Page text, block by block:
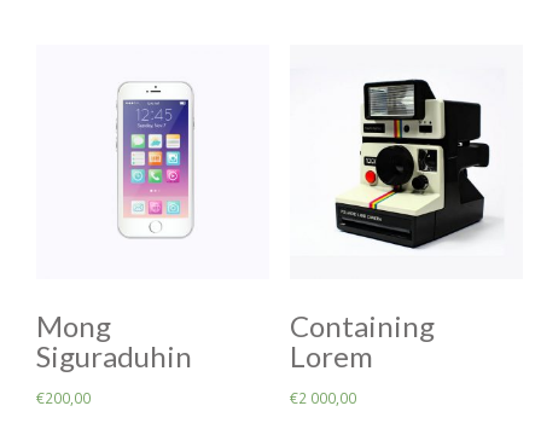
Mong
Siguraduhin
€200,00
Containing
Lorem
€2 000,00